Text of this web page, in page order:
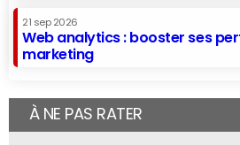
21 sep 2026
Web analytics : booster ses
marketing
À NE PAS RATER